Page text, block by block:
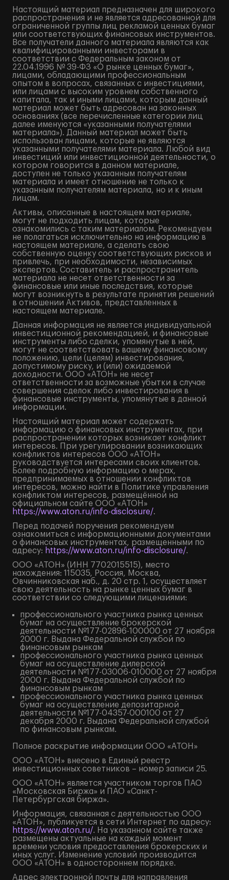
Настоящий материал предназначен для широкого
распространения и не является адресованной для
ограниченной группы лиц рекламой ценных бумаг
или соответствующих финансовых инструментов.
Все получатели данного материала являются как
квалифицированными инвесторами в
соответствии с Федеральным законом от
22.04.1996 № 39-ФЗ «О рынке ценных бумаг»,
лицами, обладающими профессиональным
опытом в вопросах, связанных с инвестициями,
или лицами с высоким уровнем собственного
капитала, так и иными лицами, которым данный
материал может быть адресован на законных
основаниях (все перечисленные категории лиц
далее именуются «указанными получателями
материала»). Данный материал может быть
использован лицами, которые не являются
указанными получателями материала. Любой вид
инвестиций или инвестиционной деятельности, о
котором говорится в данном материале,
доступен не только указанным получателям
материала и имеет отношение не только к
указанным получателям материала, но и к иным
лицам.
Активы, описанные в настоящем материале,
могут не подходить лицам, которые
ознакомились с таким материалом. Рекомендуем
не полагаться исключительно на информацию в
настоящем материале, а сделать свою
собственную оценку соответствующих рисков и
привлечь, при необходимости, независимых
экспертов. Составитель и распространитель
материала не несет ответственности за
финансовые или иные последствия, которые
могут возникнуть в результате принятия решений
в отношении Активов, представленных в
настоящем материале.
Данная информация не является индивидуальной
инвестиционной рекомендацией, и финансовые
инструменты либо сделки, упомянутые в ней,
могут не соответствовать вашему финансовому
положению, цели (целям) инвестирования,
допустимому риску, и (или) ожидаемой
доходности. ООО «АТОН» не несет
ответственности за возможные убытки в случае
совершения сделок либо инвестирования в
финансовые инструменты, упомянутые в данной
информации.
Настоящий материал может содержать
информацию о финансовых инструментах, при
распространении которых возникает конфликт
интересов. При урегулировании возникающих
конфликтов интересов ООО «АТОН»
руководствуется интересами своих клиентов.
Более подробную информацию о мерах,
предпринимаемых в отношении конфликтов
интересов, можно найти в Политике управления
конфликтом интересов, размещённой на
официальном сайте ООО «АТОН»
https://www.aton.ru/info-disclosure/.
Перед подачей поручения рекомендуем
ознакомиться с информационными документами
о финансовых инструментах, размещенными по
адресу: https://www.aton.ru/info-disclosure/.
ООО «АТОН» (ИНН 7702015515), место
нахождения: 115035, Россия, Москва,
Овчинниковская наб., д. 20 стр. 1, осуществляет
свою деятельность на рынке ценных бумаг в
соответствии со следующими лицензиями:
профессионального участника рынка ценных
бумаг на осуществление брокерской
деятельности №177-02896-100000 от 27 ноября
2000 г. Выдана Федеральной службой по
финансовым рынкам
профессионального участника рынка ценных
бумаг на осуществление дилерской
деятельности №177-03006-010000 от 27 ноября
2000 г. Выдана Федеральной службой по
финансовым рынкам
профессионального участника рынка ценных
бумаг на осуществление депозитарной
деятельности №177-04357-000100 от 27
декабря 2000 г. Выдана Федеральной службой
по финансовым рынкам.
Полное раскрытие информации ООО «АТОН»
ООО «АТОН» внесено в Единый реестр
инвестиционных советников – номер записи 25.
ООО «АТОН» является участником торгов ПАО
«Московская Биржа» и ПАО «Санкт-
Петербургская биржа».
Информация, связанная с деятельностью ООО
«АТОН», публикуется в сети Интернет по адресу:
https://www.aton.ru/. На указанном сайте также
размещены актуальные на каждый момент
времени условия предоставления брокерских и
иных услуг. Изменение условий производится
ООО «АТОН» в одностороннем порядке.
Адрес электронной почты для направления